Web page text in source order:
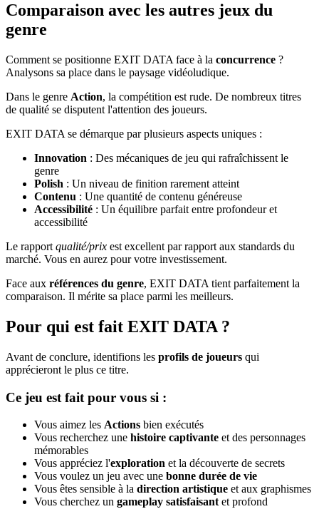
Comparaison avec les autres jeux du
genre
Comment se positionne EXIT DATA face à la concurrence ?
Analysons sa place dans le paysage vidéoludique.
Dans le genre Action, la compétition est rude. De nombreux titres
de qualité se disputent l'attention des joueurs.
EXIT DATA se démarque par plusieurs aspects uniques :
Innovation : Des mécaniques de jeu qui rafraîchissent le
genre
Polish : Un niveau de finition rarement atteint
Contenu : Une quantité de contenu généreuse
Accessibilité : Un équilibre parfait entre profondeur et
accessibilité
Le rapport qualité/prix est excellent par rapport aux standards du
marché. Vous en aurez pour votre investissement.
Face aux références du genre, EXIT DATA tient parfaitement la
comparaison. Il mérite sa place parmi les meilleurs.
Pour qui est fait EXIT DATA ?
Avant de conclure, identifions les profils de joueurs qui
apprécieront le plus ce titre.
Ce jeu est fait pour vous si :
Vous aimez les Actions bien exécutés
Vous recherchez une histoire captivante et des personnages
mémorables
Vous appréciez l'exploration et la découverte de secrets
Vous voulez un jeu avec une bonne durée de vie
Vous êtes sensible à la direction artistique et aux graphismes
Vous cherchez un gameplay satisfaisant et profond